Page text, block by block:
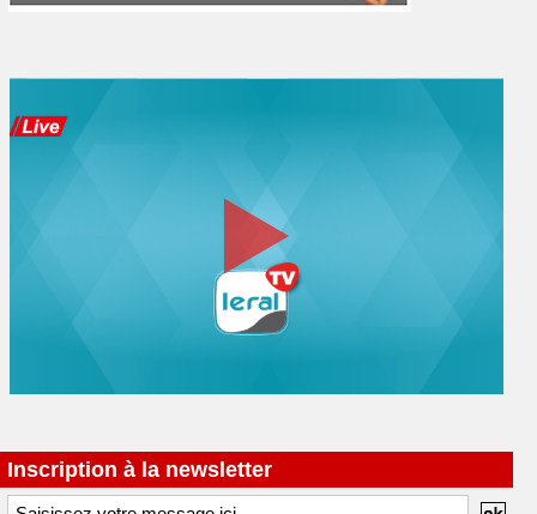
Inscription à la newsletter